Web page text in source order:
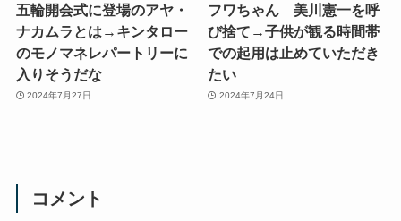
五輪開会式に登場のアヤ・
ナカムラとは→キンタロー
のモノマネレパートリーに
入りそうだな
2024年7月27日
フワちゃん 美川憲一を呼
び捨て→子供が観る時間帯
での起用は止めていただき
たい
2024年7月24日
コメント